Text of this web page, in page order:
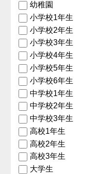
幼稚園
小学校1年生
小学校2年生
小学校3年生
小学校4年生
小学校5年生
小学校6年生
中学校1年生
中学校2年生
中学校3年生
高校1年生
高校2年生
高校3年生
大学生